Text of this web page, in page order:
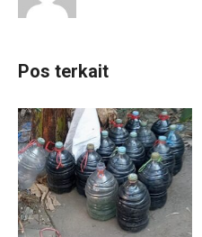
Pos terkait